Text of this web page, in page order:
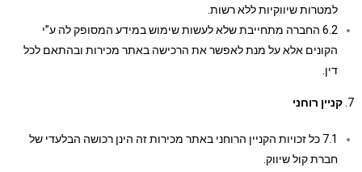
למטרות שיווקיות ללא רשות.
6.2 החברה מתחייבת שלא לעשות שימוש במידע המסופק לה ע”י
הקונים אלא על מנת לאפשר את הרכישה באתר מכירות ובהתאם לכל
רוחני
7.1 כל זכויות הקניין הרוחני באתר מכירות זה הינן רכושה הבלעדי של
חברת קול שיווק.